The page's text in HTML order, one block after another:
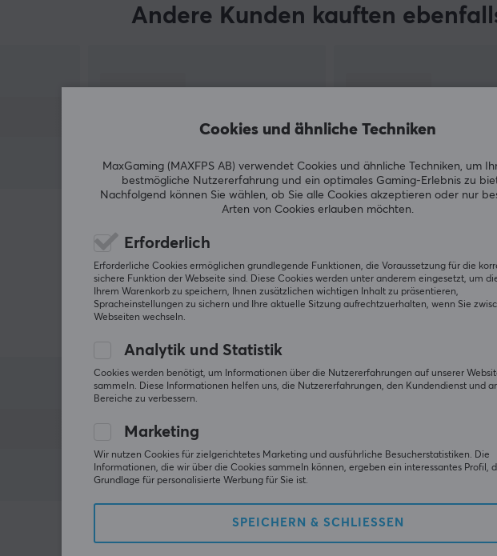
Telefon- und Controller-Andere Kunden kauften
Cookies und ähnliche Techniken
MaxGaming (MAXFPS AB) verwendet Cookies und ähnliche Techniken, um
bestmögliche Nutzererfahrung und ein optimales Gaming-Erlebnis zu
Nachfolgend können Sie wählen, ob Sie alle Cookies akzeptieren oder nur
Arten von Cookies erlauben möchten.
Erforderlich
Erforderliche Cookies ermöglichen grundlegende Funktionen, die Voraussetzung für die
sichere Funktion der Webseite sind. Diese Cookies werden unter anderem eingesetzt, um
Ihrem Warenkorb zu speichern, Ihnen zusätzlichen wichtigen Inhalt zu präsentieren,
Spracheinstellungen zu sichern und Ihre aktuelle Sitzung aufrechtzuerhalten, wenn Sie
Webseiten wechseln.
Analytik und Statistik
Cookies werden benötigt, um Informationen über die Nutzererfahrungen auf unserer
sammeln. Diese Informationen helfen uns, die Nutzererfahrungen, den Kundendienst und
Bereiche zu verbessern.
Marketing
Wir nutzen Cookies für zielgerichtetes Marketing und ausführliche Besucherstatistiken. Die
Informationen, die wir über die Cookies sammeln können, ergeben ein interessantes Profil,
Grundlage für personalisierte Werbung für Sie ist.
SPEICHERN & SCHLIESSEN